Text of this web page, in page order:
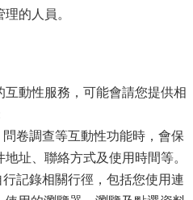
的人員。
動性服務，可能會請您提供相
卷調查等互動性功能時，會保
址、聯絡方式及使用時間等。
記錄相關行徑，包括您使用連